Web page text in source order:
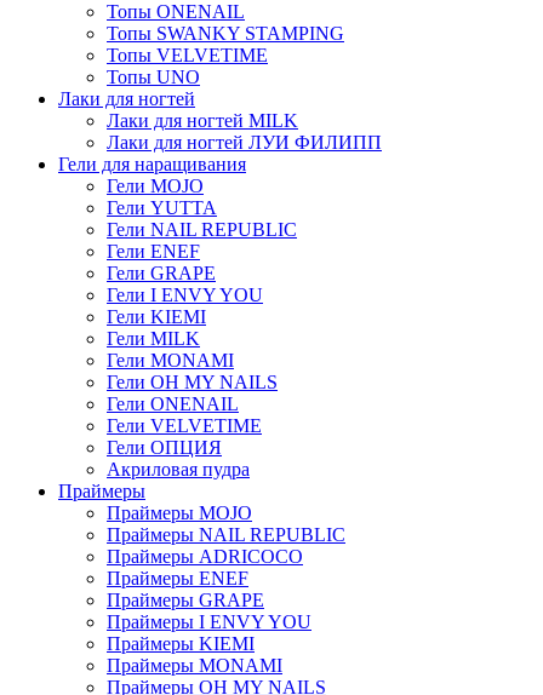
Топы ONENAIL
Топы SWANKY STAMPING
Топы VELVETIME
Топы UNO
Лаки для ногтей
Лаки для ногтей MILK
Лаки для ногтей ЛУИ ФИЛИПП
Гели для наращивания
Гели MOJO
Гели YUTTA
Гели NAIL REPUBLIC
Гели ENEF
Гели GRAPE
Гели I ENVY YOU
Гели KIEMI
Гели MILK
Гели MONAMI
Гели OH MY NAILS
Гели ONENAIL
Гели VELVETIME
Гели ОПЦИЯ
Акриловая пудра
Праймеры
Праймеры MOJO
Праймеры NAIL REPUBLIC
Праймеры ADRICOCO
Праймеры ENEF
Праймеры GRAPE
Праймеры I ENVY YOU
Праймеры KIEMI
Праймеры MONAMI
Праймеры OH MY NAILS